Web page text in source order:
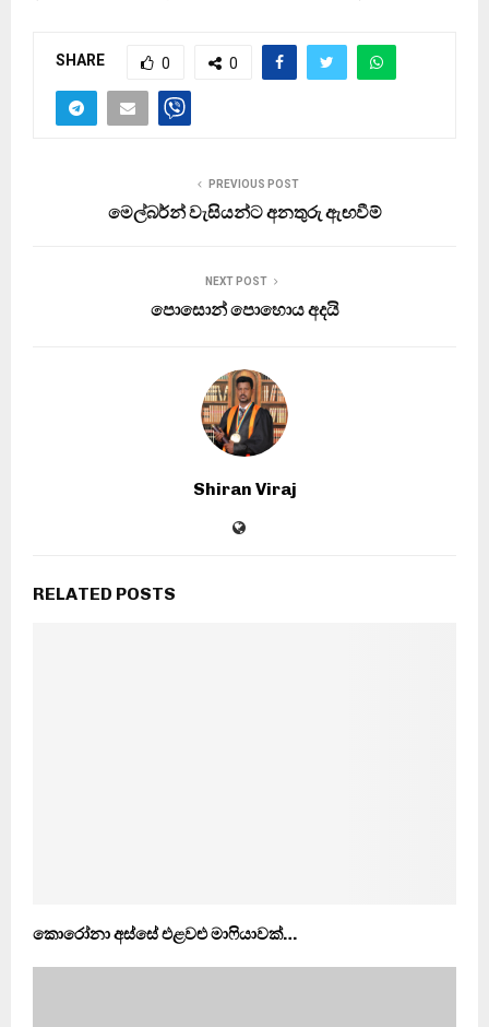
SHARE 0 0
PREVIOUS POST
මෙල්බර්න් වැසියන්ට අනතුරු ඇඟවීම්
NEXT POST
පොසොන් පොහොය අදයි
Shiran Viraj
RELATED POSTS
කොරෝනා අස්සේ එළවළු මාෆියාවක්…